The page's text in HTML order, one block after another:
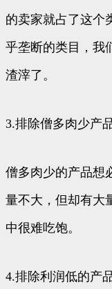
的卖家就占了这个
乎垄断的类目，我
渣滓了。
3.排除僧多肉少产
僧多肉少的产品想
量不大，但却有大
中很难吃饱。
4.排除利润低的产